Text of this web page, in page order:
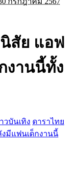
สัย แอฟ
งานนี้ทั้ง
วบันเทิง ดาราไทย
มีแฟนเด็กงานนี้